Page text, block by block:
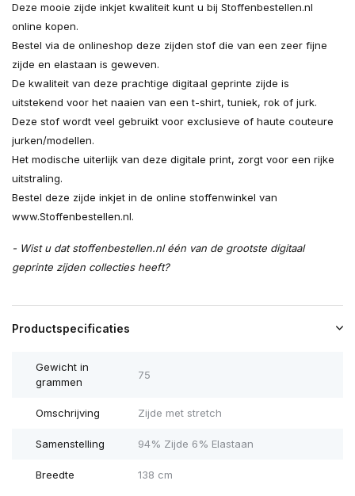
Deze mooie zijde inkjet kwaliteit kunt u bij Stoffenbestellen.nl
online kopen.
Bestel via de onlineshop deze zijden stof die van een zeer fijne
zijde en elastaan is geweven.
De kwaliteit van deze prachtige digitaal geprinte zijde is
uitstekend voor het naaien van een t-shirt, tuniek, rok of jurk.
Deze stof wordt veel gebruikt voor exclusieve of haute couteure
jurken/modellen.
Het modische uiterlijk van deze digitale print, zorgt voor een rijke
uitstraling.
Bestel deze zijde inkjet in de online stoffenwinkel van
www.Stoffenbestellen.nl.
- Wist u dat stoffenbestellen.nl één van de grootste digitaal
geprinte zijden collecties heeft?
Productspecificaties
Gewicht in
grammen
75
Omschrijving Zijde met stretch
Samenstelling 94% Zijde 6% Elastaan
Breedte 138 cm